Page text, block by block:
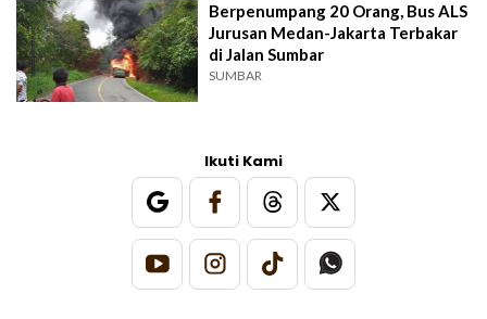
Berpenumpang 20 Orang, Bus ALS
Jurusan Medan-Jakarta Terbakar
di Jalan Sumbar
SUMBAR
Ikuti Kami